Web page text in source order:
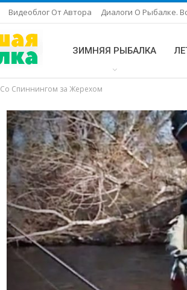
Видеоблог От Автора Диалоги О Рыбалке.
ЗИМНЯЯ РЫБАЛКА
Со Спиннингом за Жерехом